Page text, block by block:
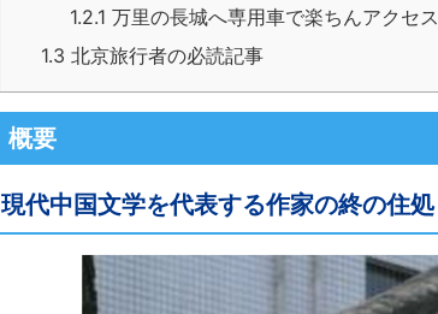
1.2.1 万里の長城へ専用車で楽ちんアクセス
1.3 北京旅行者の必読記事
概要
現代中国文学を代表する作家の終の住処